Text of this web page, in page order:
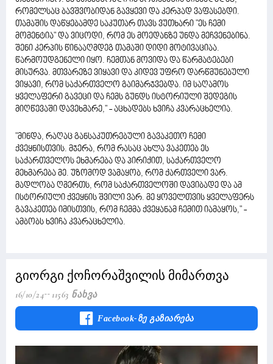
რომელსაც ბავშვობიდან გავყევი და კერპად ვაფასებდი.
თამაშის დაწყებამდე საკუთარ თავს ვუთხარი "ეს ჩემი
მომენტია" და ვიცოდი, რომ ეს მოედანზე უნდა მეჩვენებინა.
შენი კერპის წინააღმდეგ თამაში დიდი მოტივაციაა.
წარმოუდგენელი იყო. ჩემთან მოვიდა და წარმატებები
მისურვა. მთვარეზე ვიყავი და კიდევ უფრო დარწმუნებული
ვიყავი, რომ საქართველო გაიმარჯვებდა. იმ საღამოს
ყველაფერი გავეცი და ჩემს გუნდს ისტორიული შედეგის
მიღწევაში დავეხმარე," - აცხადებს ხვიჩა კვარაცხელია.
"მინდა, რაღაც განსაკუთრებული გავაკეთო ჩემი
ქვეყნისთვის. მჯერა, რომ რასაც ახლა ვაკეთებ ეს
საქართველოს ეხმარება და პირიქით, საქართველო
მეხმარება მე. უზომოდ ვამაყობ, რომ ქართველი ვარ.
მადლობა ღმერთს, რომ საქართველოში დავიბადე და ამ
ისტორიული ქვეყნის შვილი ვარ. მე ყოველთვის ყველაფერს
გავაკეთებ იმისთვის, რომ ჩემმა ქვეყანამ ჩემით იამაყოს," -
ამბობს ხვიჩა კვარაცხელია.
გიორგი ქოჩორაშვილის მიმართვა
16/10/24 11563 Ნახვა
Facebook-Ზე Გაზიარება